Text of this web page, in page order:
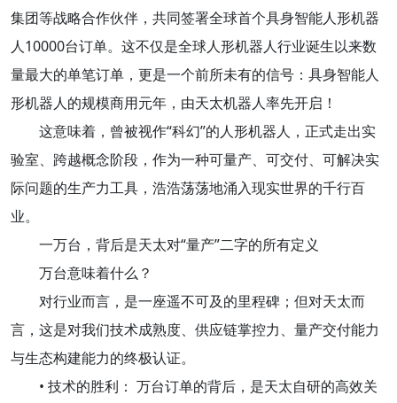
集团等战略合作伙伴，共同签署全球首个具身智能人形机器
人10000台订单。这不仅是全球人形机器人行业诞生以来数
量最大的单笔订单，更是一个前所未有的信号：具身智能人
形机器人的规模商用元年，由天太机器人率先开启！
这意味着，曾被视作“科幻”的人形机器人，正式走出实
验室、跨越概念阶段，作为一种可量产、可交付、可解决实
际问题的生产力工具，浩浩荡荡地涌入现实世界的千行百
业。
一万台，背后是天太对“量产”二字的所有定义
万台意味着什么？
对行业而言，是一座遥不可及的里程碑；但对天太而
言，这是对我们技术成熟度、供应链掌控力、量产交付能力
与生态构建能力的终极认证。
• 技术的胜利： 万台订单的背后，是天太自研的高效关